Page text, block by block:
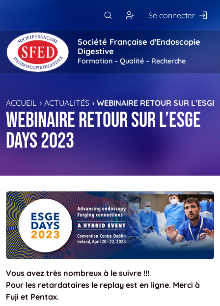
Se connecter
Société Française d'Endoscopie
Digestive
Formation – Qualité – Recherche
ACCUEIL ACTUALITÉS WEBINAIRE RETOUR SUR
WEBINAIRE RETOUR SUR L’ESGE
DAYS 2023
Vous avez très nombreux à le suivre !!!
Pour les retardataires le replay est en ligne. Merci à
Fuji et Pentax.